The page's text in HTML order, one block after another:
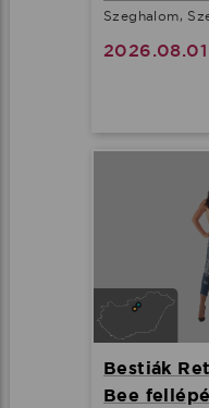
Szeghalom,
Bestiák
Bee